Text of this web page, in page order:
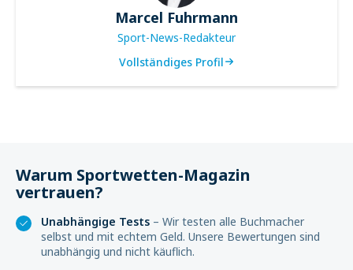
Marcel Fuhrmann
Sport-News-Redakteur
Vollständiges Profil
Warum Sportwetten-Magazin
vertrauen?
Unabhängige Tests – Wir testen alle Buchmacher
selbst und mit echtem Geld. Unsere Bewertungen sind
unabhängig und nicht käuflich.